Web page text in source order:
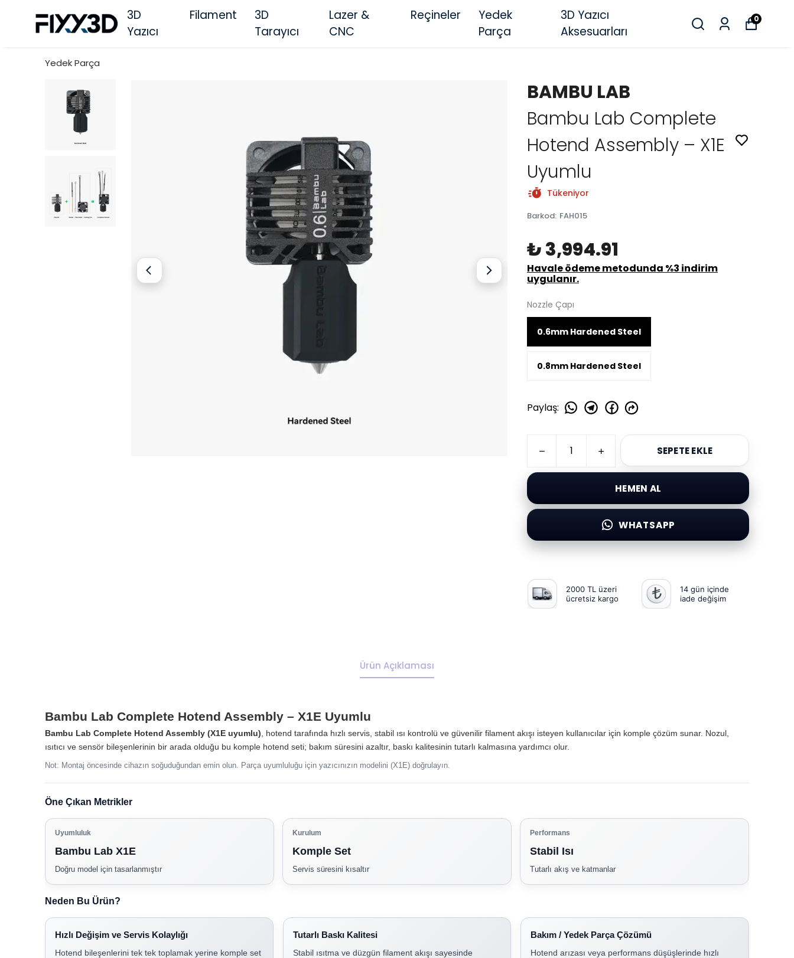
3D
Yazıcı
Filament
3D
Tarayıcı
Lazer &
CNC
Reçineler
Yedek
Parça
3D Yazıcı
Aksesuarları
0
Yedek Parça
BAMBU LAB
Bambu Lab Complete
Hotend Assembly – X1E
Uyumlu
Tükeniyor
Barkod: FAH015
₺ 3,994.91
Havale ödeme metodunda %3 indirim
uygulanır.
Nozzle Çapı
0.6mm Hardened Steel
0.8mm Hardened Steel
Paylaş:
SEPETE EKLE
HEMEN AL
WHATSAPP
2000 TL üzeri
ücretsiz kargo
14 gün içinde
iade değişim
Ürün Açıklaması
Bambu Lab Complete Hotend Assembly – X1E Uyumlu
Bambu Lab Complete Hotend Assembly (X1E uyumlu) , hotend tarafında hızlı servis, stabil ısı kontrolü ve güvenilir filament akışı isteyen kullanıcılar için komple çözüm sunar. Nozul,
ısıtıcı ve sensör bileşenlerinin bir arada olduğu bu komple hotend seti; bakım süresini azaltır, baskı kalitesinin tutarlı kalmasına yardımcı olur.
Not: Montaj öncesinde cihazın soğuduğundan emin olun. Parça uyumluluğu için yazıcınızın modelini (X1E) doğrulayın.
Öne Çıkan Metrikler
Uyumluluk
Bambu Lab X1E
Doğru model için tasarlanmıştır
Kurulum
Komple Set
Servis süresini kısaltır
Performans
Stabil Isı
Tutarlı akış ve katmanlar
Neden Bu Ürün?
Hızlı Değişim ve Servis Kolaylığı
Hotend bileşenlerini tek tek toplamak yerine komple set
Tutarlı Baskı Kalitesi
Stabil ısıtma ve düzgün filament akışı sayesinde
Bakım / Yedek Parça Çözümü
Hotend arızası veya performans düşüşlerinde hızlı